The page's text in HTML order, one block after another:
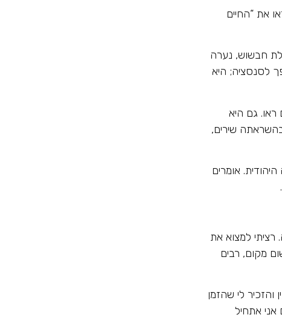
את “החיים
חבשוש, נערה
לסנסציה; היא
ראו. גם היא
שירים,
אומרים
למצוא את
מקום, רבים
והזכיר לי שהזמן
אתחיל